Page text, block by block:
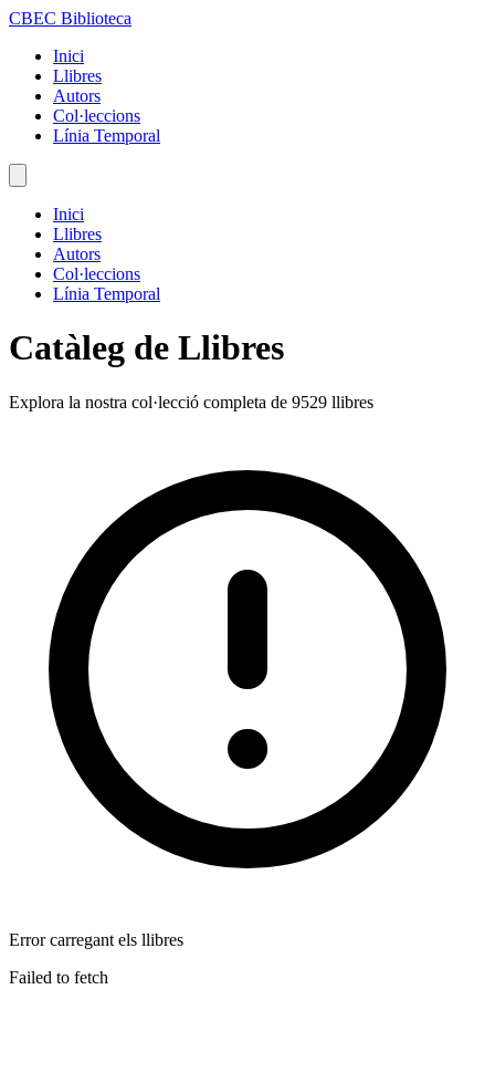
CBEC Biblioteca
Inici
Llibres
Autors
Col·leccions
Línia Temporal
Inici
Llibres
Autors
Col·leccions
Línia Temporal
Catàleg de Llibres
Explora la nostra col·lecció completa de 9529 llibres
Error carregant els llibres
Failed to fetch